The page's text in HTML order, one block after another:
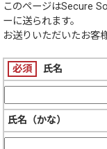
このページはSecure
ーに送られます。
お送りいただいたお客
必須 氏名
氏名（かな）